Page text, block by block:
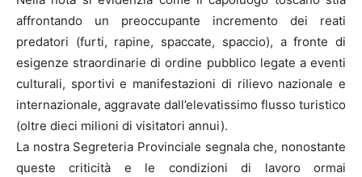
affrontando un preoccupante incremento dei reati
predatori (furti, rapine, spaccate, spaccio), a fronte di
esigenze straordinarie di ordine pubblico legate a eventi
culturali, sportivi e manifestazioni di rilievo nazionale e
internazionale, aggravate dall’elevatissimo flusso turistico
(oltre dieci milioni di visitatori annui).
La nostra Segreteria Provinciale segnala che, nonostante
queste criticità e le condizioni di lavoro ormai